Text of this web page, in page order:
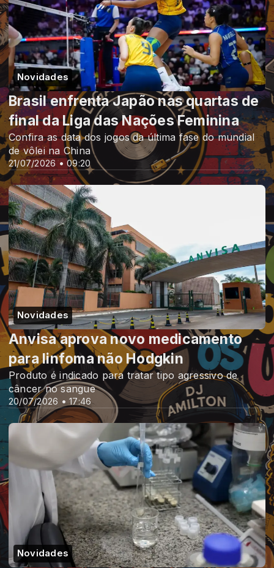
Novidades
21/07/2026 • 09:20
Brasil enfrenta Japão nas quartas de
final da Liga das Nações Feminina
Confira as data dos jogos da última fase do mundial
de vôlei na China
Novidades
20/07/2026 • 17:46
Anvisa aprova novo medicamento
para linfoma não Hodgkin
Produto é indicado para tratar tipo agressivo de
câncer no sangue
Novidades